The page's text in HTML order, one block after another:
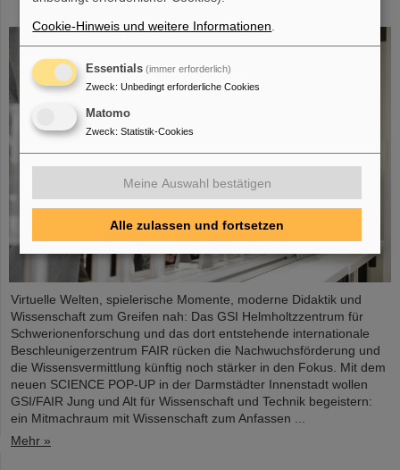
Virtuelle Welten, spielerische Momente, moderne Didaktik und
Wissenschaft zum Greifen nah: Das GSI Helmholtzzentrum für
Schwerionenforschung und das dort entstehende internationale
Beschleunigerzentrum FAIR rücken die Nachwuchsförderung und
die Wissensvermittlung künftig noch stärker in den Fokus. Mit dem
neuen SCIENCE POP-UP in der Darmstädter Innenstadt wollen
GSI/FAIR Jung und Alt für Wissenschaft und Technik begeistern:
ein Mitmachraum mit Wissenschaft zum Anfassen ...
Mehr »
Cookie-Hinweis und weitere Informationen
Essentials (immer erforderlich)
Zweck: Unbedingt erforderliche Cookies
Matomo
Zweck: Statistik-Cookies
Meine Auswahl bestätigen
Alle zulassen und fortsetzen